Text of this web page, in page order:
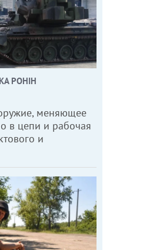
РОНІН
меняющее
в цепи и рабочая
и